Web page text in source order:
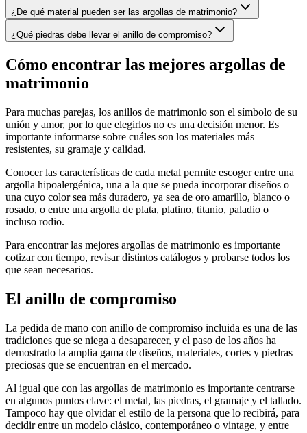
¿De qué material pueden ser las argollas de matrimonio?
¿Qué piedras debe llevar el anillo de compromiso?
Cómo encontrar las mejores argollas de
matrimonio
Para muchas parejas, los anillos de matrimonio son el símbolo de su
unión y amor, por lo que elegirlos no es una decisión menor. Es
importante informarse sobre cuáles son los materiales más
resistentes, su gramaje y calidad.
Conocer las características de cada metal permite escoger entre una
argolla hipoalergénica, una a la que se pueda incorporar diseños o
una cuyo color sea más duradero, ya sea de oro amarillo, blanco o
rosado, o entre una argolla de plata, platino, titanio, paladio o
incluso rodio.
Para encontrar las mejores argollas de matrimonio es importante
cotizar con tiempo, revisar distintos catálogos y probarse todos los
que sean necesarios.
El anillo de compromiso
La pedida de mano con anillo de compromiso incluida es una de las
tradiciones que se niega a desaparecer, y el paso de los años ha
demostrado la amplia gama de diseños, materiales, cortes y piedras
preciosas que se encuentran en el mercado.
Al igual que con las argollas de matrimonio es importante centrarse
en algunos puntos clave: el metal, las piedras, el gramaje y el tallado.
Tampoco hay que olvidar el estilo de la persona que lo recibirá, para
decidir entre un modelo clásico, contemporáneo o vintage, y entre